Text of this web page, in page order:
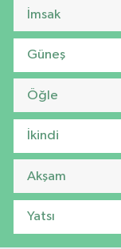
İmsak
Güneş
Öğle
İkindi
Akşam
Yatsı